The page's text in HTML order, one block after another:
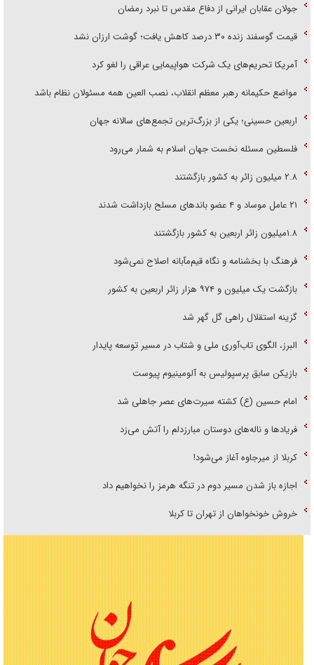
جولان عقابان ایرانی از دفاع مقدس تا نبرد رمضان
قیمت گوسفند زنده ۳۰ درصد کاهش یافت؛ گوشت ارزان نشد
آمریکا تحریم‌های یک شرکت هواپیمایی عراقی را لغو کرد
مواضع حکیمانه رهبر معظم انقلاب، نصب العین همه مسئولان نظام باشد
اربعین حسینی؛ یکی از بزرگ‌ترین تجمع‌های سالانه جهان
فلسطین مسئله نخست جهان اسلام به شمار می‌رود
۲.۸ میلیون زائر به کشور بازگشتند
۲۱ عامل موساد و ۴ عضو باند‌های مسلح بازداشت شدند
۱.۸میلیون زائر اربعین به کشور بازگشتند
فرهنگ با بخشنامه و نگاه قیم‌مآبانه اصلاح نمی‌شود
بازگشت یک میلیون و ۹۷۴ هزار زائر اربعین به کشور
گزینه استقلال راهی گل گهر شد
البرز، الگوی تاب‌آوری ملی و شتاب در مسیر توسعه پایدار
بازیکن سابق پرسپولیس به آلومینیوم پیوست
امام حسین (ع) کشته سیرت‌های عصر جاهلی شد
فریاد‌ها و ناله‌های دوستان مبارزدلم را آتش می‌زد
کربلا از میرجاوه آغاز می‌شود!
اجازه باز شدن مسیر دوم در تنگه هرمز را نخواهیم داد
خروش خونخواهان از تهران تا کربلا